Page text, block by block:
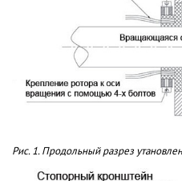
Рис. 1. Продольный разрез